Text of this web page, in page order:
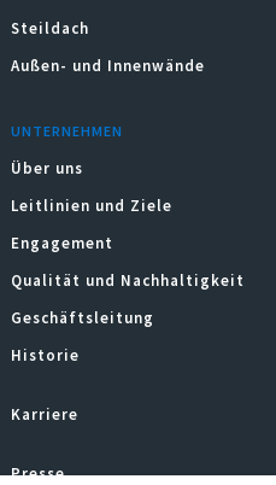
Steildach
Außen- und Innenwände
UNTERNEHMEN
Über uns
Leitlinien und Ziele
Engagement
Qualität und Nachhaltigkeit
Geschäftsleitung
Historie
Karriere
Presse